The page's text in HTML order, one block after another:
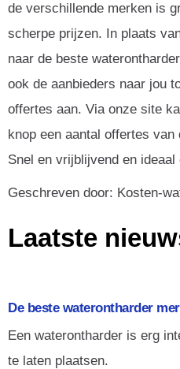
de verschillende merken is
scherpe prijzen. In plaats
naar de beste
ook de aanbieders naar jou
offertes aan. Via onze site
knop een aantal offertes
Snel en vrijblijvend en
Geschreven door: Kosten-
Laatste
De beste waterontharder
Een waterontharder is erg
te laten plaatsen.